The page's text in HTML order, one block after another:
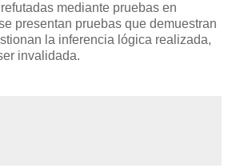
mediante pruebas en
presentan pruebas que demuestran
la inferencia lógica realizada,
invalidada.